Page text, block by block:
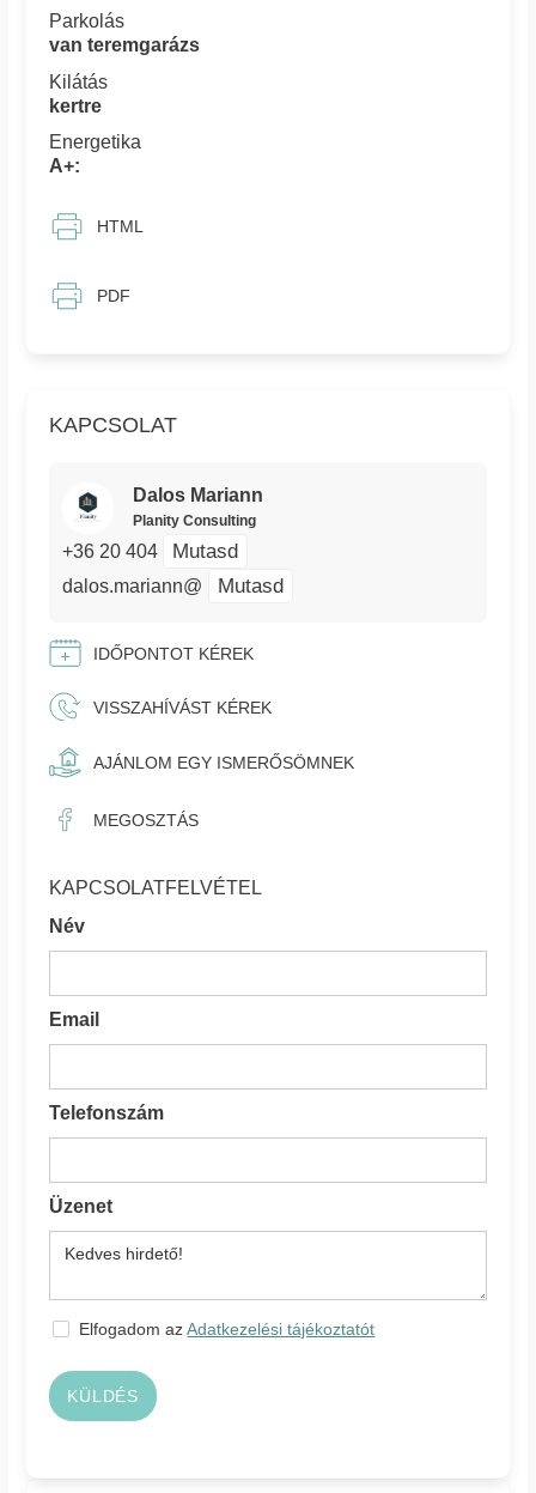
KAPCSOLAT
Dalos Mariann
Planity Consulting
+36 20 404 Mutasd
dalos.mariann@ Mutasd
IDŐPONTOT KÉREK
VISSZAHÍVÁST KÉREK
AJÁNLOM EGY ISMERŐSÖMNEK
MEGOSZTÁS
KAPCSOLATFELVÉTEL
Név
Email
Telefonszám
Üzenet
Elfogadom azAdatkezelési tájékoztatót
KÜLDÉS
Parkolás
van teremgarázs
Kilátás
kertre
Energetika
A+:
HTML
PDF